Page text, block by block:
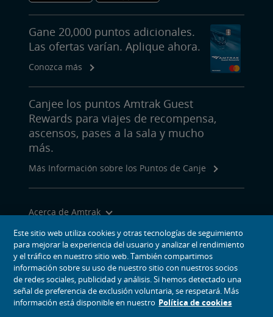
Gane 20,000 puntos adicionales.
Las ofertas varían. Aplique ahora.
Conozca más
Canjee los puntos Amtrak Guest
Rewards para viajes de recompensa,
ascensos, pases a la sala y mucho
más.
Más Información sobre los Puntos de Canje
Acerca de Amtrak
Viajar con Nosotros
Herramientas del Sitio
iconos de medios sociales
Este sitio web utiliza cookies y otras tecnologías de seguimiento
para mejorar la experiencia del usuario y analizar el rendimiento
y el tráfico en nuestro sitio web. También compartimos
información sobre su uso de nuestro sitio con nuestros socios
de redes sociales, publicidad y análisis. Si hemos detectado una
señal de preferencia de exclusión voluntaria, se respetará. Más
información está disponible en nuestro Política de cookies